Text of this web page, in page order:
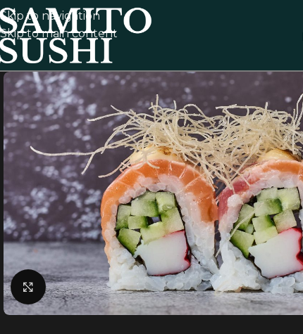
Skip to navigation
Skip to main content
Klik for at forstørre